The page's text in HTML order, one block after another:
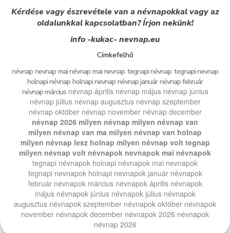
Kérdése vagy észrevétele van a névnapokkal vagy az
oldalunkkal kapcsolatban? Írjon nekünk!
info -kukac- nevnap.eu
Címkefelhő
névnap nevnap mai névnap mai nevnap tegnapi névnap tegnapi nevnap
holnapi névnap holnapi nevnap névnap január névnap február
névnap március névnap április névnap május névnap június
névnap július névnap augusztus névnap szeptember
névnap október névnap november névnap december
névnap 2026 milyen névnap milyen névnap van
milyen névnap van ma milyen névnap van holnap
milyen névnap lesz holnap milyen névnap volt tegnap
milyen névnap volt névnapok nevnapok mai névnapok
tegnapi névnapok holnapi névnapok mai nevnapok
tegnapi nevnapok holnapi nevnapok január névnapok
február névnapok március névnapok április névnapok
május névnapok június névnapok július névnapok
augusztus névnapok szeptember névnapok október névnapok
november névnapok december névnapok 2026 névnapok
névnap 2026